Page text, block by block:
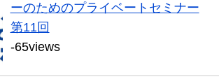
ーのためのプライベートセミナー
第11回
-65views